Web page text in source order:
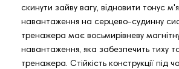
скинути зайву вагу, відновити тонус
навантаження на серцево-судинну
тренажера має восьмирівневу
навантаження, яка забезпечить тиху
тренажера. Стійкість конструкції під